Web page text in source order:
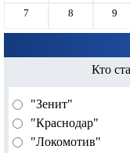
7 8 9
Кто
"Зенит"
"Краснодар"
"Локомотив"